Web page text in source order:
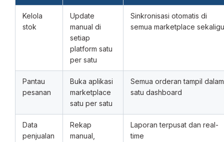
Kelola
stok
Update
manual di
setiap
platform satu
per satu
Sinkronisasi otomatis di
semua marketplace
Pantau
pesanan
Buka aplikasi
marketplace
satu per satu
Semua orderan tampil dalam
satu dashboard
Data
penjualan
Rekap
manual,
Laporan terpusat dan real-
time